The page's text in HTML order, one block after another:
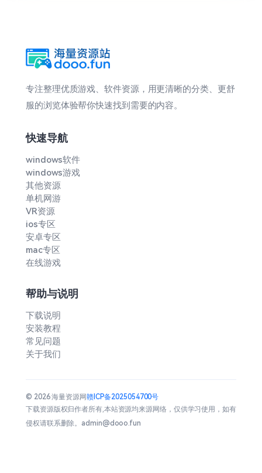
专注整理优质游戏、软件资源，用更清晰的分类、更舒
服的浏览体验帮你快速找到需要的内容。
快速导航
windows软件
windows游戏
其他资源
单机网游
VR资源
ios专区
安卓专区
mac专区
在线游戏
帮助与说明
下载说明
安装教程
常见问题
关于我们
© 2026 海量资源网赣ICP备2025054700号
下载资源版权归作者所有,本站资源均来源网络，仅供学习使用，如有
侵权请联系删除。admin@dooo.fun